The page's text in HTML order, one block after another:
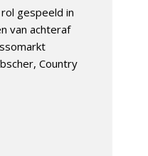
gespeeld in
van achteraf
Country